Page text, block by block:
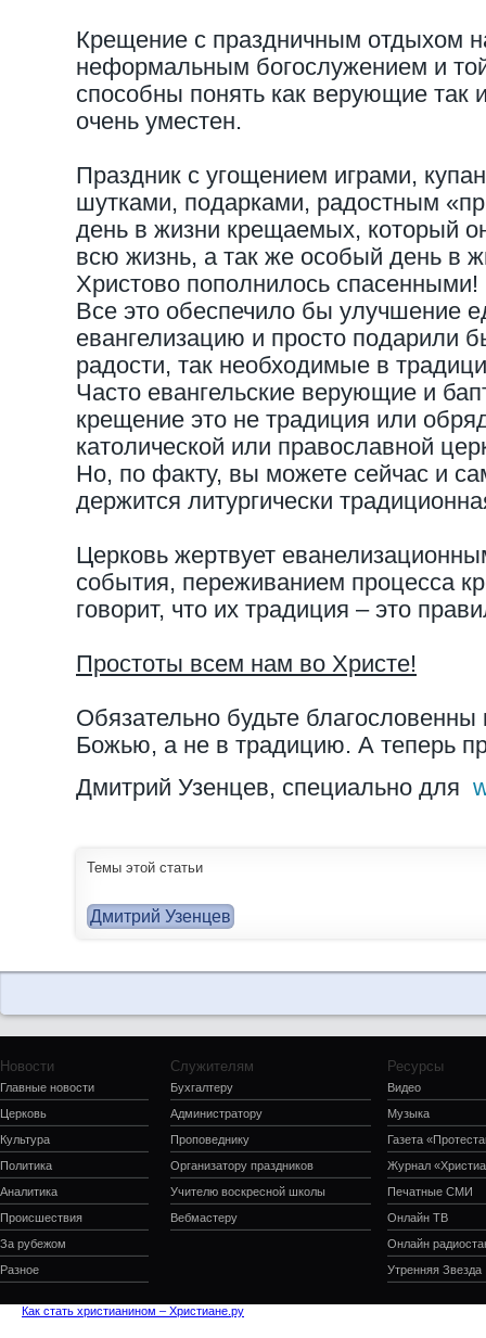
Крещение с праздничным отдыхом
неформальным богослужением и
способны понять как верующие
очень уместен.
Праздник с угощением играми,
шутками, подарками, радостным
день в жизни крещаемых, который
всю жизнь, а так же особый день в
Христово пополнилось спасенными!
Все это обеспечило бы улучшение
евангелизацию и просто подарили
радости, так необходимые в
Часто евангельские верующие и
крещение это не традиция или
католической или православной
Но, по факту, вы можете сейчас и
держится литургически
Церковь жертвует
события, переживанием процесса
говорит, что их традиция – это
Простоты всем нам во Христе!
Обязательно будьте
Божью, а не в традицию. А теперь
Дмитрий Узенцев, специально для
Темы этой статьи
Дмитрий Узенцев
Новости
Главные новости
Церковь
Культура
Политика
Аналитика
Происшествия
За рубежом
Разное
Служителям
Бухгалтеру
Администратору
Проповеднику
Организатору праздников
Учителю воскресной школы
Вебмастеру
Ресурсы
Видео
Музыка
Газета
Журнал
Печатные СМИ
Онлайн ТВ
Онлайн
Утренняя Звезда
Как стать христианином – Христиане.ру